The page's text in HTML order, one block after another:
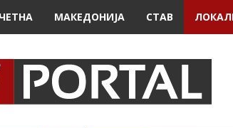
МАКЕДОНИЈА СТАВ